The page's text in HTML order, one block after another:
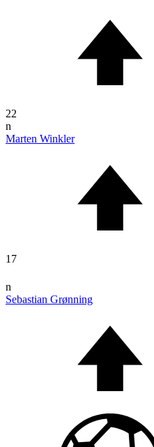
22
n
Marten Winkler
17
n
Sebastian Grønning